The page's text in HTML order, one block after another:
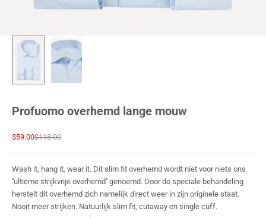
Profuomo overhemd lange mouw
Sale prijs
$59.00Normale prijs
$118.00
Wash it, hang it, wear it. Dit slim fit overhemd wordt niet voor niets ons
''ultieme strijkvrije overhemd'' genoemd. Door de speciale behandeling
herstelt dit overhemd zich namelijk direct weer in zijn originele staat.
Nooit meer strijken. Natuurlijk slim fit, cutaway en single cuff.